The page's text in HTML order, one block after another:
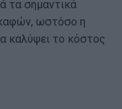
τα σημαντικά
ωστόσο η
καλύψει το κόστος